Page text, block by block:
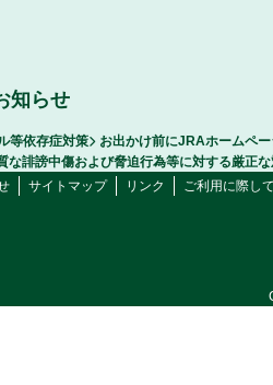
知らせ
等依存症対策
お出かけ前にJRAホームペ
な誹謗中傷および脅迫行為等に対する厳正
サイトマップ リンク ご利用に際し